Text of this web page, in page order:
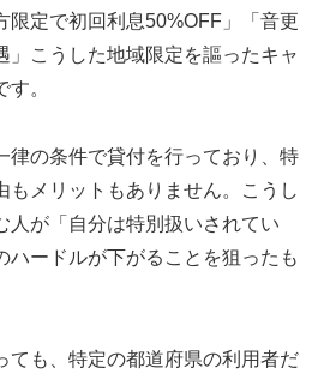
限定で初回利息50%OFF」「音更
」こうした地域限定を謳ったキャ
。
律の条件で貸付を行っており、特
もメリットもありません。こうし
人が「自分は特別扱いされてい
ハードルが下がることを狙ったも
ても、特定の都道府県の利用者だ